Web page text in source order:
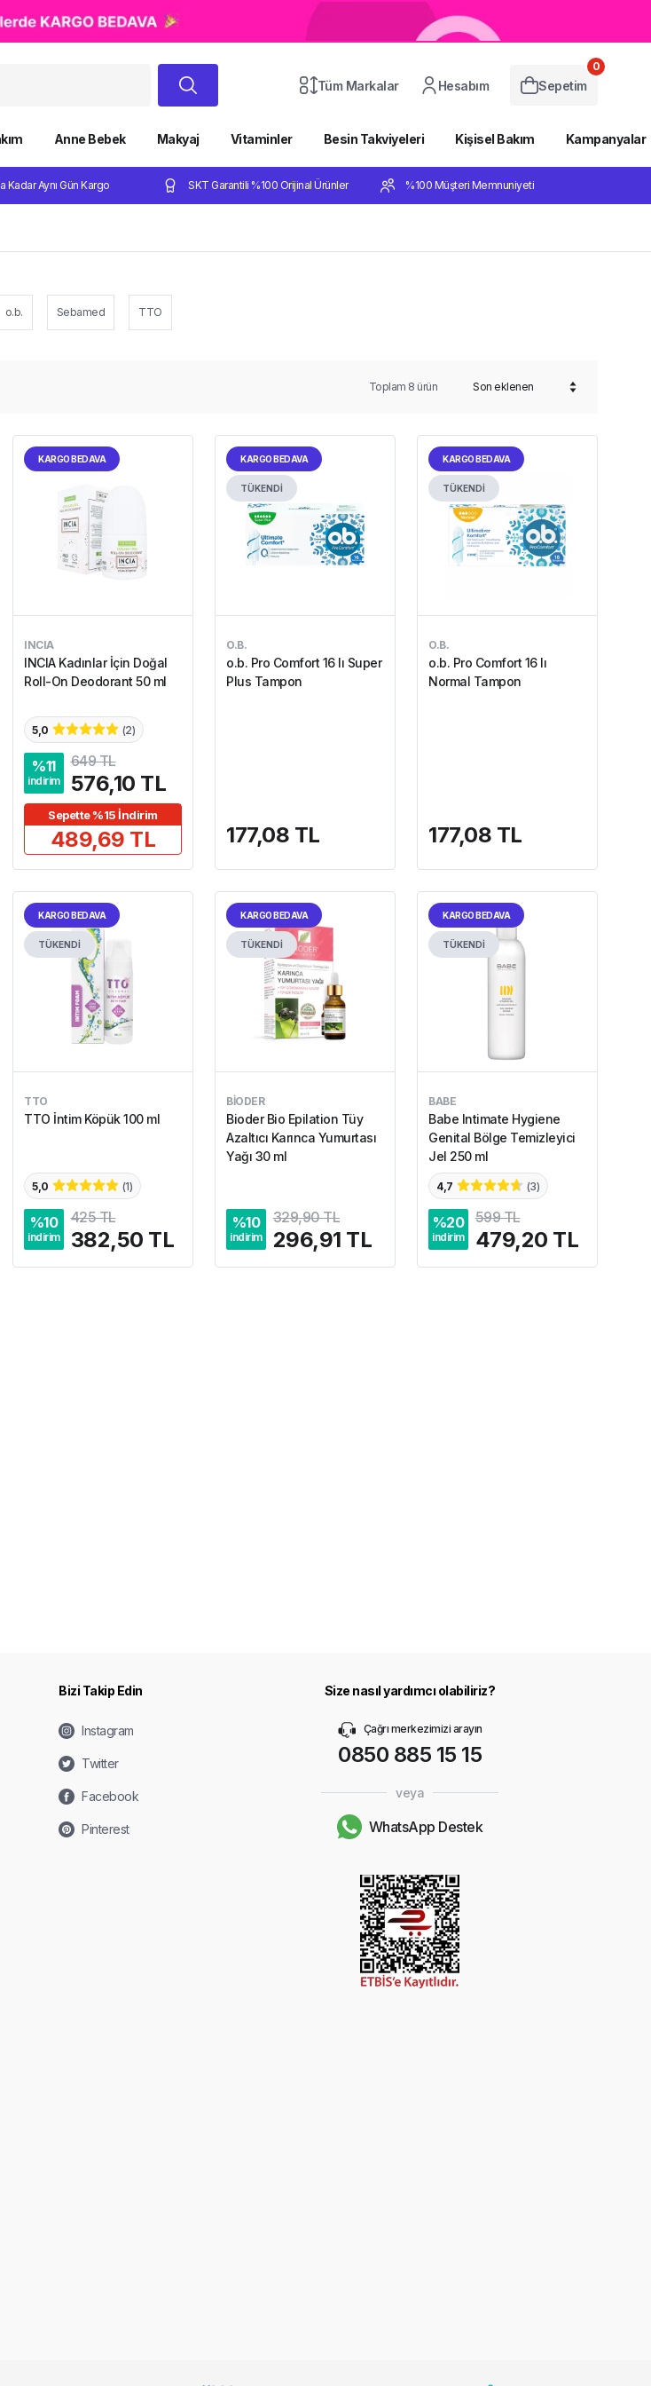
Tüm Markalar Hesabım Sepetim
0
Anne Bebek Makyaj Vitaminler Besin Takviyeleri Kişisel Bakım Kampanyalar
Kadar Aynı Gün Kargo SKT Garantili %100 Orijinal Ürünler %100 Müşteri Memnuniyeti
o.b. Sebamed TTO
Toplam 8 ürün
KARGO BEDAVA
INCIA
INCIA Kadınlar İçin Doğal
Roll-On Deodorant 50 ml
5,0 (2)
%11
indirim
649 TL
576,10 TL
Sepette %15 İndirim
489,69 TL
KARGO BEDAVA
TÜKENDİ
O.B.
o.b. Pro Comfort 16 lı Super
Plus Tampon
177,08 TL
KARGO BEDAVA
TÜKENDİ
O.B.
o.b. Pro Comfort 16 lı
Normal Tampon
177,08 TL
KARGO BEDAVA
TÜKENDİ
TTO
TTO İntim Köpük 100 ml
5,0 (1)
%10
indirim
425 TL
382,50 TL
KARGO BEDAVA
TÜKENDİ
BIODER
Bioder Bio Epilation Tüy
Azaltıcı Karınca Yumurtası
Yağı 30 ml
%10
indirim
329,90 TL
296,91 TL
KARGO BEDAVA
TÜKENDİ
BABE
Babe Intimate Hygiene
Genital Bölge Temizleyici
Jel 250 ml
4,7 (3)
%20
indirim
599 TL
479,20 TL
Bizi Takip Edin
Instagram
Twitter
Facebook
Pinterest
Size nasıl yardımcı olabiliriz?
Çağrı merkezimizi arayın
0850 885 15 15
veya
WhatsApp Destek